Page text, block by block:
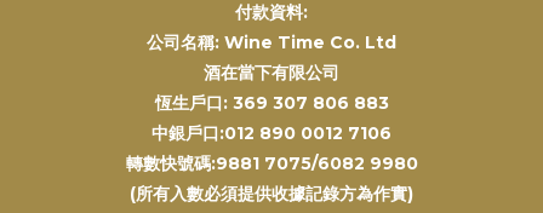
付款資料:
公司名稱: Wine Time Co. Ltd
酒在當下有限公司
恆生戶口: 369 307 806 883
中銀戶口:012 890 0012 7106
轉數快號碼:9881 7075/6082 9980
(所有入數必須提供收據記錄方為作實)